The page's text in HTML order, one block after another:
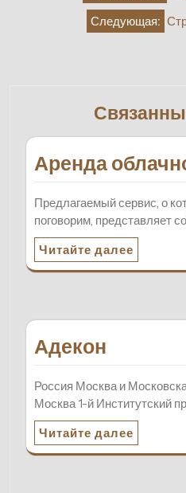
записямСледующая:
Аренда
Предлагаемый сервис, о
поговорим, представляет
Читайте далее
Адекон
Россия Москва и
Москва 1-й Институтский
Читайте далее